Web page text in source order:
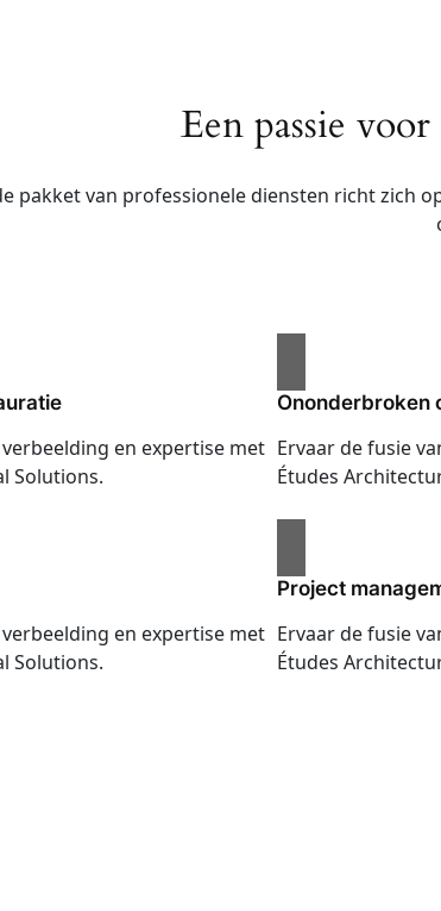
Een passie
pakket van professionele diensten richt zich
en expertise met
Solutions.
Ononderbroken
Ervaar de fusie
Études
en expertise met
Solutions.
Project
Ervaar de fusie
Études